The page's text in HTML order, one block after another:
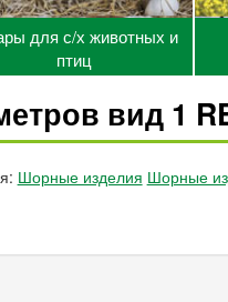
для с/х животных и
птиц
вид 1
Шорные изделия Шорные